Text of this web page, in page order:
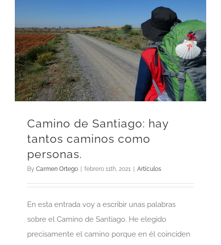
Camino de Santiago: hay
tantos caminos como
personas.
By Carmen Ortego febrero 11th, 2021 Artículos
En esta entrada voy a escribir unas palabras
sobre el Camino de Santiago. He elegido
precisamente el camino porque en él coinciden